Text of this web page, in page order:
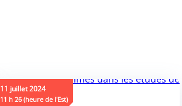
11 juillet 2024
11 h 26 (heure de l'Est)